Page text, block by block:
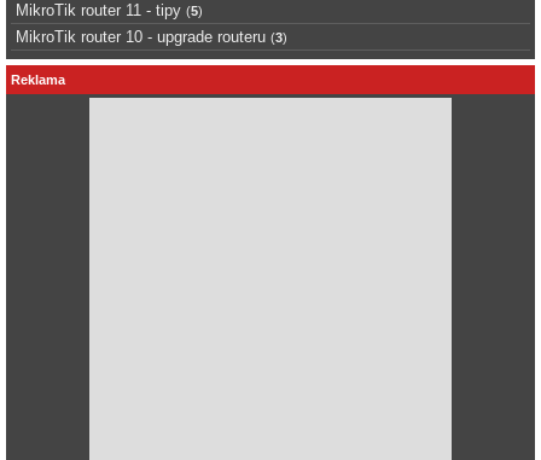
MikroTik router 11 - tipy (5)
MikroTik router 10 - upgrade routeru (3)
Reklama